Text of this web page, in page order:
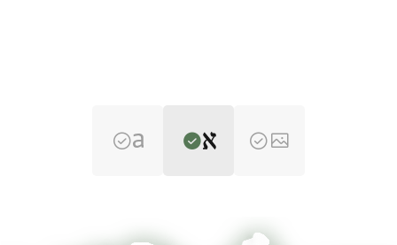
S. D. Goitein's unpublished edition (1950–85), with minor